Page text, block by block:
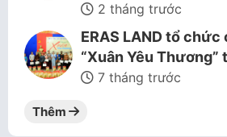
2 tháng trước
ERAS LAND tổ
“Xuân Yêu Thương”
7 tháng trước
Thêm